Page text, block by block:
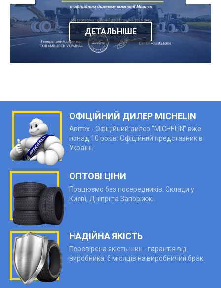
ДЕТАЛЬНІШЕ
ОФІЦІЙНИЙ ДИЛЕР MICHELIN
Авітех - Офіційний дилер "MICHELIN" вже
понад 10 років. Офіційний представник в
Україні.
ОПТОВІ ЦІНИ
Працюємо без посередників. Склади у
Києві, Дніпрі та Запоріжжі.
НАДІЙНА ЯКІСТЬ
Перевірена якість шин - гарантія від
виробника. 6 місяців на виробничий брак.